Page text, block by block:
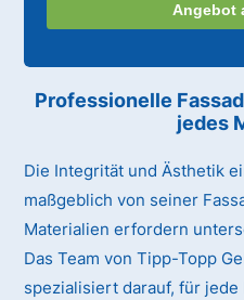
Angebot
Professionelle
jedes
Die Integrität und Ästhetik
maßgeblich von seiner
Materialien erfordern
Das Team von Tipp-Topp
spezialisiert darauf, für